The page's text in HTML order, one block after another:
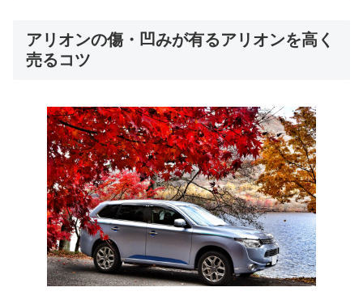
アリオンの傷・凹みが有るアリオンを高く
売るコツ